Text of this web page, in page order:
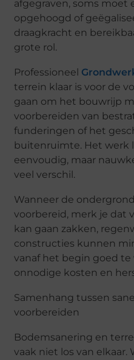
afgegraven, soms moet
opgehoogd of
draagkracht en
grote rol.
Professioneel
terrein klaar is voor de
gaan om het bouwrijp
voorbereiden van
funderingen of het
buitenruimte. Het werk
eenvoudig, maar
veel verschil.
Wanneer de
voorbereid, merk je dat
kan gaan zakken,
constructies kunnen
vanaf het begin goed te
onnodige kosten en
Samenhang tussen
voorbereiden
Bodemsanering en
vaak niet los van elkaar.